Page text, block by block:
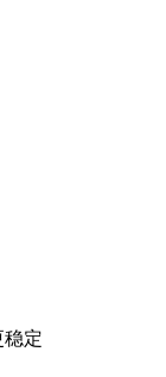
定